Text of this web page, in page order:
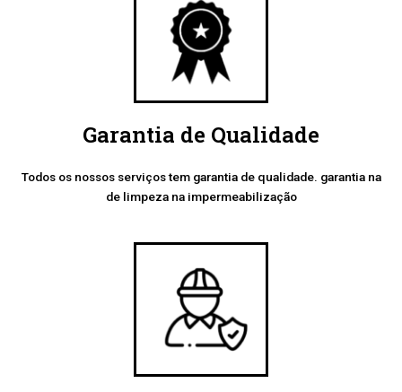
Garantia de Qualidade
Todos os nossos serviços tem garantia de qualidade. garantia na
de limpeza na impermeabilização